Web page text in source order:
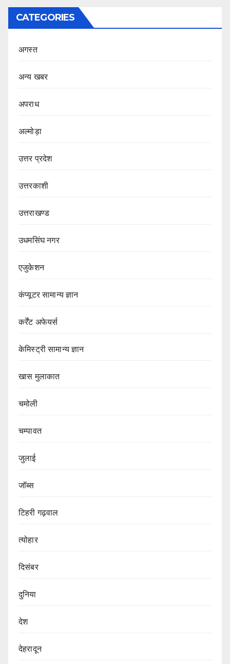
CATEGORIES
अगस्त
अन्य खबर
अपराध
अल्मोड़ा
उत्तर प्रदेश
उत्तरकाशी
उत्तराखण्ड
उधमसिंघ नगर
एजुकेशन
कंप्यूटर सामान्य ज्ञान
कर्रेंट अफेयर्स
केमिस्ट्री सामान्य ज्ञान
खास मुलाकात
चमोली
चम्पावत
जुलाई
जॉब्स
टिहरी गढ़वाल
त्योहार
दिसंबर
दुनिया
देश
देहरादून